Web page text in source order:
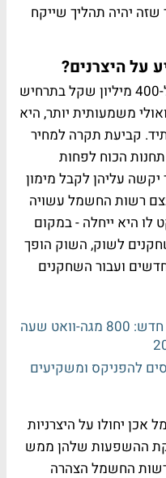
שזה יהיה תהליך שייקח
על היצרנים?
ההשפעה הישירה עלולה להגיע ל-400 מיליון שקל בתרחיש
משמעותית יותר, היא
קביעת תקרה למחיר
הכוח לפחות
יקשה עליהן לקבל מימון
רשות החשמל עשויה
היא ייחלה - במקום
לשוק, השוק הופך
ועבור השחקנים
משק אנרגיה עם הסכם אגירה חדש: 800 מגה-וואט שעה
תמכור 49% מנכסים להפניקס ומשקיעים
יחולו על היצרניות
ההשפעות שלהן ממש
החשמל הצהרה